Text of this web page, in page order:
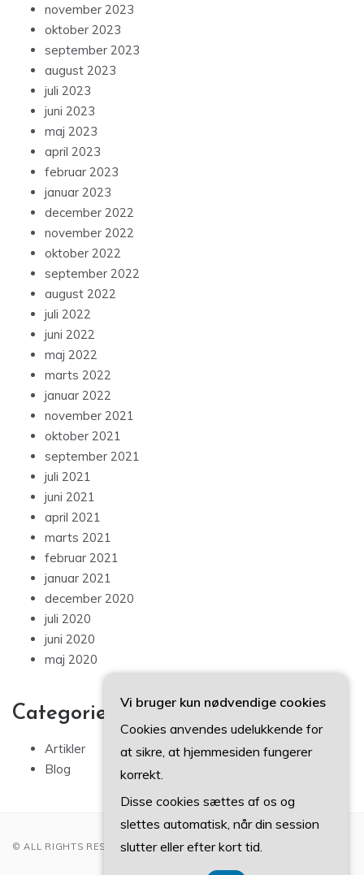
november 2023
oktober 2023
september 2023
august 2023
juli 2023
juni 2023
maj 2023
april 2023
februar 2023
januar 2023
december 2022
november 2022
oktober 2022
september 2022
august 2022
juli 2022
juni 2022
maj 2022
marts 2022
januar 2022
november 2021
oktober 2021
september 2021
juli 2021
juni 2021
april 2021
marts 2021
februar 2021
januar 2021
december 2020
juli 2020
juni 2020
maj 2020
Categories
Artikler
Blog
© ALL RIGHTS RESERVED 2022
Vi bruger kun nødvendige cookies
Cookies anvendes udelukkende for
at sikre, at hjemmesiden fungerer
korrekt.
Disse cookies sættes af os og
slettes automatisk, når din session
slutter eller efter kort tid.